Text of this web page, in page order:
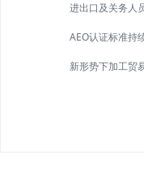
进出口及关务人
AEO认证标准持
新形势下加工贸